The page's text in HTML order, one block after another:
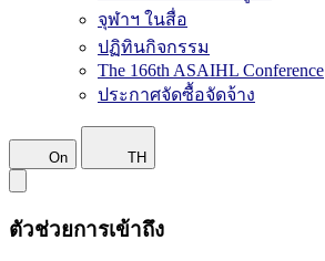
จุฬาฯ ในสื่อ
ปฏิทินกิจกรรม
The 166th ASAIHL Conference
ประกาศจัดซื้อจัดจ้าง
On TH
ตัวช่วยการเข้าถึง